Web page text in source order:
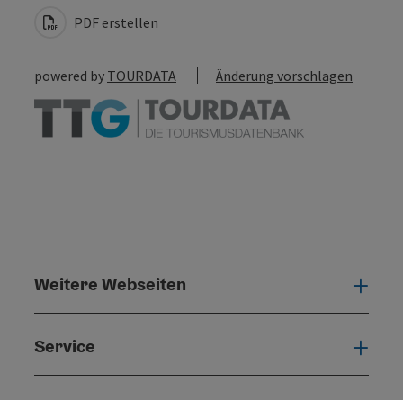
PDF erstellen
powered by TOURDATA Änderung vorschlagen
Weitere Webseiten
Service